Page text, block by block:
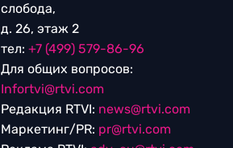
слобода,
д. 26, этаж 2
тел: +7 (499) 579-86-96
Для общих вопросов:
Infortvi@rtvi.com
Редакция RTVI: news@rtvi.com
Маркетинг/PR: pr@rtvi.com